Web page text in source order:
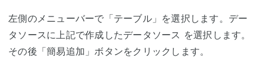
左側のメニューバーで「テーブル」を選択します。デー
タソースに上記で作成したデータソース を選択します。
その後「簡易追加」ボタンをクリックします。